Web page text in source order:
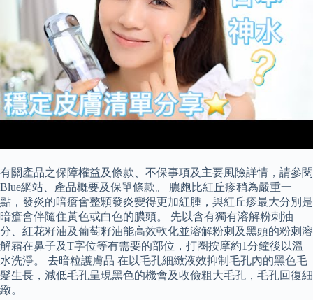
有關產品之保障權益及條款、不保事項及主要風險詳情，請參閱
Blue網站、產品概要及保單條款。 膿皰比紅丘疹稍為嚴重一
點，發炎的暗瘡會整顆發炎變得更加紅腫，與紅丘疹最大分別是
暗瘡會伴隨住黃色或白色的膿頭。 先以含有獨有溶解粉刺油
分、紅花籽油及葡萄籽油能高效軟化並溶解粉刺及黑頭的粉刺溶
解霜在鼻子及T字位等有需要的部位，打圈按摩約1分鐘後以溫
水洗淨。 去暗粒護膚品 在以毛孔細緻液效抑制毛孔內的黑色毛
髮生長，減低毛孔呈現黑色的機會及收儉粗大毛孔，毛孔回復細
緻。